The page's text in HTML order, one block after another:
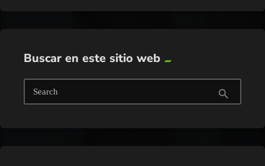
Buscar en este sitio web
Search search